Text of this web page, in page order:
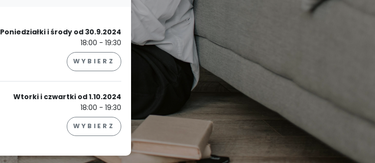
Poniedziałki i środy od 30.9.2024
18:00 - 19:30
WYBIERZ
Wtorki i czwartki od 1.10.2024
18:00 - 19:30
WYBIERZ